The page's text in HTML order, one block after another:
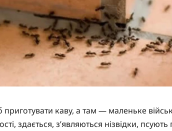
приготувати каву, а там — маленьке
здається, з’являються нізвідки,